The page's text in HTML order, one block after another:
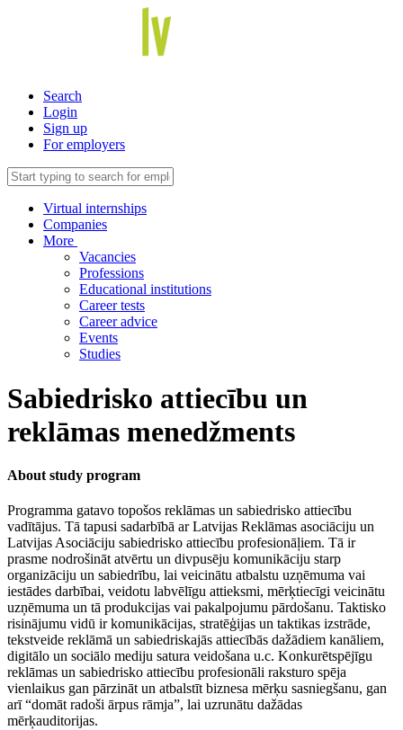
Search
Login
Sign up
For employers
Virtual internships
Companies
More
Vacancies
Professions
Educational institutions
Career tests
Career advice
Events
Studies
Sabiedrisko attiecību un
reklāmas menedžments
About study program
Programma gatavo topošos reklāmas un sabiedrisko attiecību
vadītājus. Tā tapusi sadarbībā ar Latvijas Reklāmas asociāciju un
Latvijas Asociāciju sabiedrisko attiecību profesionāļiem. Tā ir
prasme nodrošināt atvērtu un divpusēju komunikāciju starp
organizāciju un sabiedrību, lai veicinātu atbalstu uzņēmuma vai
iestādes darbībai, veidotu labvēlīgu attieksmi, mērķtiecīgi veicinātu
uzņēmuma un tā produkcijas vai pakalpojumu pārdošanu. Taktisko
risinājumu vidū ir komunikācijas, stratēģijas un taktikas izstrāde,
tekstveide reklāmā un sabiedriskajās attiecībās dažādiem kanāliem,
digitālo un sociālo mediju satura veidošana u.c. Konkurētspējīgu
reklāmas un sabiedrisko attiecību profesionāli raksturo spēja
vienlaikus gan pārzināt un atbalstīt biznesa mērķu sasniegšanu, gan
arī “domāt radoši ārpus rāmja”, lai uzrunātu dažādas
mērķauditorijas.